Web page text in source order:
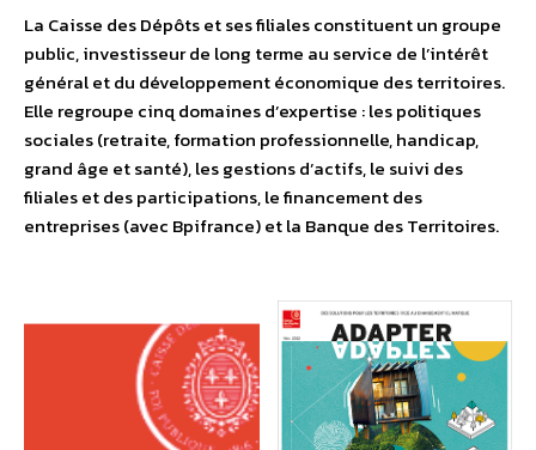
La Caisse des Dépôts et ses filiales constituent un groupe
public, investisseur de long terme au service de l’intérêt
général et du développement économique des territoires.
Elle regroupe cinq domaines d’expertise : les politiques
sociales (retraite, formation professionnelle, handicap,
grand âge et santé), les gestions d’actifs, le suivi des
filiales et des participations, le financement des
entreprises (avec Bpifrance) et la Banque des Territoires.